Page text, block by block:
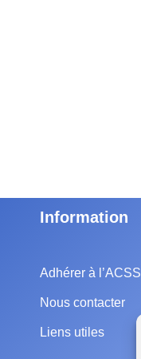
Information
Adhérer à l’ACSS
Nous contacter
Liens utiles